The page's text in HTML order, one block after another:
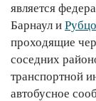
является
Барнаул и
проходящие
соседних
транспортной
автобусное